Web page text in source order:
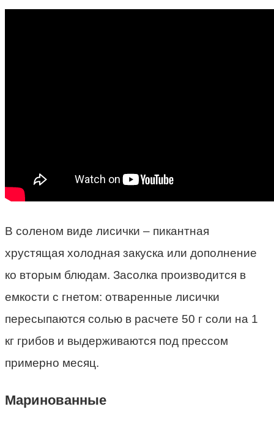
В соленом виде лисички – пикантная
хрустящая холодная закуска или дополнение
ко вторым блюдам. Засолка производится в
емкости с гнетом: отваренные лисички
пересыпаются солью в расчете 50 г соли на 1
кг грибов и выдерживаются под прессом
примерно месяц.
Маринованные